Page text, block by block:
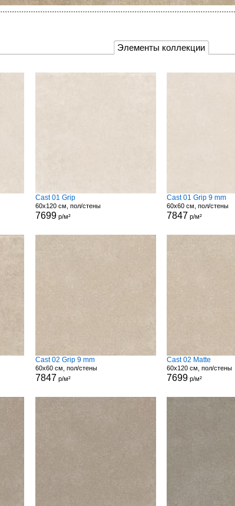
Элементы коллекции
Cast 01 Grip
60x120 см, пол/стены
7699р/м²
Cast 01 Grip 9 mm
60x60 см, пол/стены
7847 р/м²
Cast 02 Grip 9 mm
60x60 см, пол/стены
7847 р/м²
Cast 02 Matte
60x120 см, пол/стены
7699 р/м²